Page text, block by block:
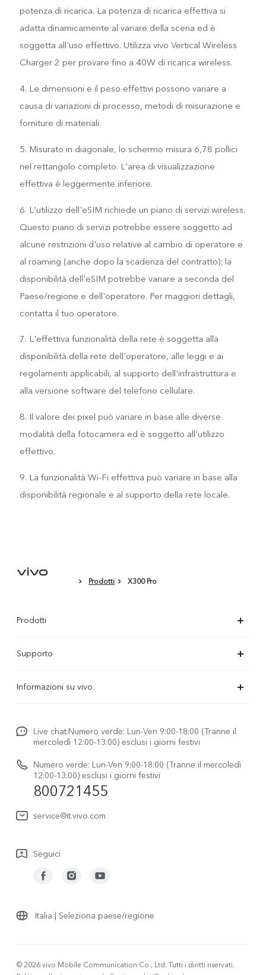
potenza di ricarica. La potenza di ricarica effettiva si
adatta dinamicamente al variare della scena ed è
soggetta all'uso effettivo. Utilizza vivo Vertical Wireless
Charger 2 per provare fino a 40W di ricarica wireless.
4. Le dimensioni e il peso effettivi possono variare a
causa di variazioni di processo, metodi di misurazione e
forniture di materiali.
5. Misurato in diagonale, lo schermo misura 6,78 pollici
nel rettangolo completo. L'area di visualizzazione
effettiva è leggermente inferiore.
6. L'utilizzo dell'eSIM richiede un piano di servizi wireless.
Questo piano di servizi potrebbe essere soggetto ad
alcune restrizioni d'uso relative al cambio di operatore e
al roaming (anche dopo la scadenza del contratto); la
disponibilità dell'eSIM potrebbe variare a seconda del
Paese/regione e dell'operatore. Per maggiori dettagli,
contatta il tuo operatore.
7. L'effettiva funzionalità della rete è soggetta alla
disponibilità della rete dell'operatore, alle leggi e ai
regolamenti applicabili, al supporto dell'infrastruttura e
alla versione software del telefono cellulare.
8. Il valore dei pixel può variare in base alle diverse
modalità della fotocamera ed è soggetto all'utilizzo
effettivo.
9. La funzionalità Wi-Fi effettiva può variare in base alla
disponibilità regionale e al supporto della rete locale.
Prodotti X300 Pro
Prodotti
X300
V70 FE
vivo Watch GT 2
Y31 5G
vivo Buds Air3
Supporto
Funtouch OS
Aggiornamento del sistema
Manuale utente
Informazioni sulla Garanzia
Scarica le LUT per il ripristino di Log
Informazioni su vivo
Lavori con noi
Netiquette vivo
Note legali
Centro per la privacy di vivo
Live chat:Numero verde: Lun-Ven 9:00-18:00 (Tranne il
mercoledì 12:00-13:00) esclusi i giorni festivi
Numero verde: Lun-Ven 9:00-18:00 (Tranne il mercoledì
12:00-13:00) esclusi i giorni festivi
800721455
service@it.vivo.com
Seguici
Italia | Seleziona paese/regione
© 2026 vivo Mobile Communication Co., Ltd. Tutti i diritti riservati.